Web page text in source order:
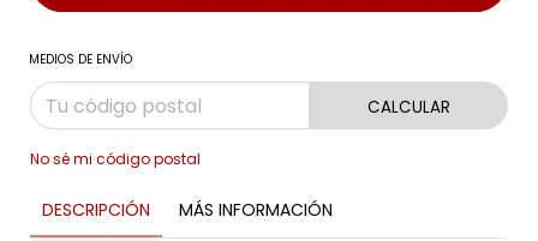
MEDIOS DE ENVÍO
CALCULAR
No sé mi código postal
DESCRIPCIÓN MÁS INFORMACIÓN